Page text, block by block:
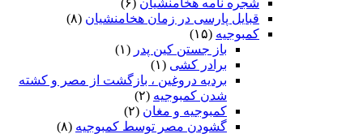
شجره نامه هخامنشیان (۶)
قبایل پارسی در زمان هخامنشیان (۸)
کمبوجیه (۱۵)
باز جستن کین پدر (۱)
برادر کشی (۱)
بردیه دروغین ، بازگشت از مصر و کشته
شدن کمبوجیه (۲)
کمبوجیه و مغان (۲)
گشودن مصر توسط کمبوجیه (۸)